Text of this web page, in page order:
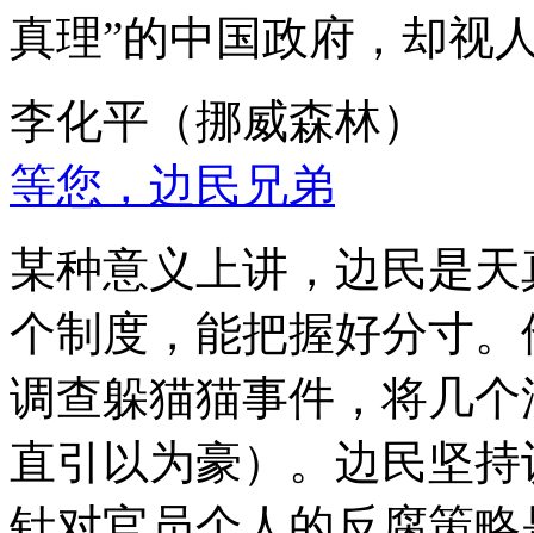
真理”的中国政府，却视
李化平（挪威森林）
等您，边民兄弟
某种意义上讲，边民是
个制度，能把握好分寸
调查躲猫猫事件，将几
直引以为豪）。边民坚